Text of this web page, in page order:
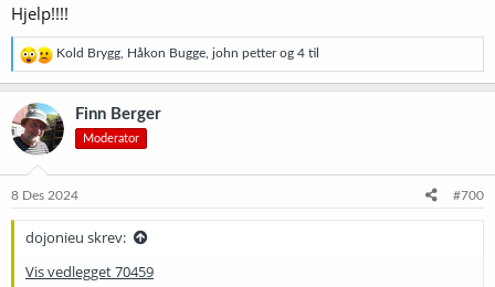
Hjelp!!!!
R
e
a
s
j
n
e
Kold Brygg Håkon Bugge john petterog 4 til
Finn Berger
Moderator
8 Des 2024 #700
dojonieu skrev:
Vis vedlegget 70459